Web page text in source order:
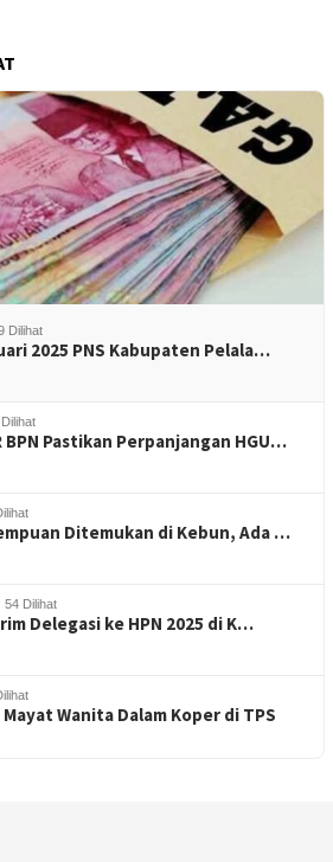
Dilihat
2025 PNS Kabupaten Pelala…
BPN Pastikan Perpanjangan HGU…
Ditemukan di Kebun, Ada …
54 Dilihat
Delegasi ke HPN 2025 di K…
Wanita Dalam Koper di TPS